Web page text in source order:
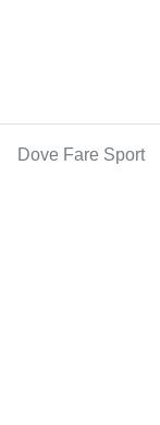
Dove Fare Sport